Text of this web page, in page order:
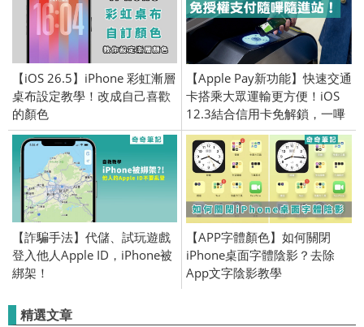
【iOS 26.5】iPhone 彩虹漸層
桌布設定教學！改成自己喜歡
的顏色
【Apple Pay新功能】快速交通
卡搭乘大眾運輸更方便！iOS
12.3結合信用卡免解鎖，一嗶
就進站？
【詐騙手法】代儲、試玩遊戲
登入他人Apple ID，iPhone被
綁架！
【APP字體顏色】如何關閉
iPhone桌面字體陰影？去除
App文字陰影教學
精選文章